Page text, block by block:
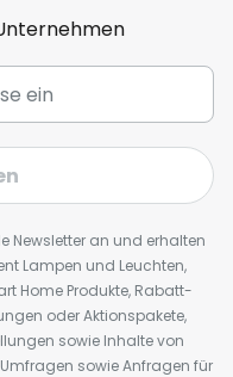
Newsletter an und erhalten
Lampen und Leuchten,
Home Produkte, Rabatt-
oder Aktionspakete,
sowie Inhalte von
sowie Anfragen für